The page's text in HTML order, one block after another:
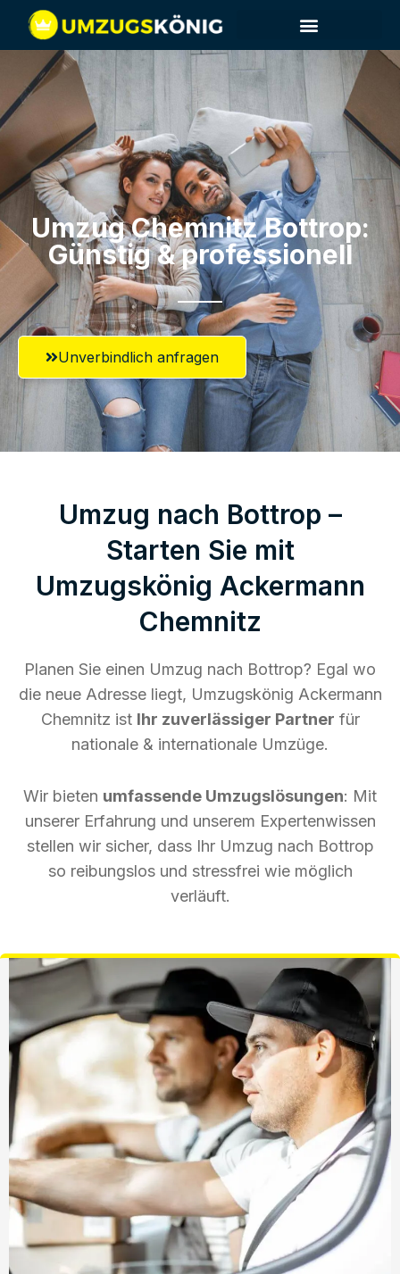
Umzug Chemnitz​ Bottrop:
Günstig & professionell​
Unverbindlich anfragen
Umzug nach Bottrop –
Starten Sie mit
Umzugskönig Ackermann
Chemnitz
Planen Sie einen Umzug nach Bottrop? Egal wo
die neue Adresse liegt, Umzugskönig Ackermann
Chemnitz ist Ihr zuverlässiger Partner für
nationale & internationale Umzüge.
Wir bieten umfassende Umzugslösungen: Mit
unserer Erfahrung und unserem Expertenwissen
stellen wir sicher, dass Ihr Umzug nach Bottrop
so reibungslos und stressfrei wie möglich
verläuft.